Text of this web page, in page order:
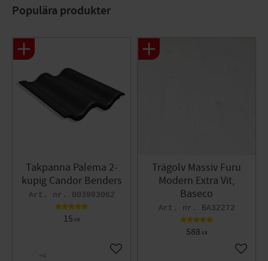
Populära produkter
Takpanna Palema 2-
kupig Candor Benders
003983062
15 KR
Lägg till i favoriter
+4
Trägolv Massiv Furu
Modern Extra Vit,
Baseco
BA32272
588 KR
Lägg